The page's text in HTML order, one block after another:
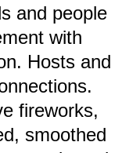
and people
with
Hosts and
fireworks,
smoothed